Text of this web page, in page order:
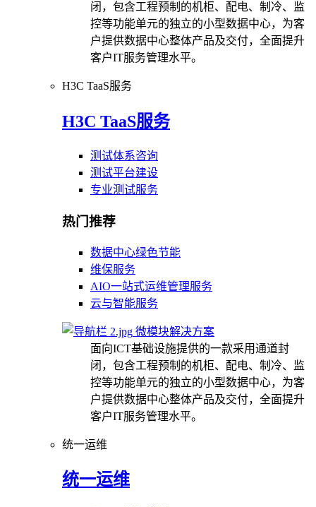
闭，包含工程预制的机柜、配电、制冷、监
控等功能单元的独立的小型数据中心，为客
户提供数据中心整体产品及交付，全面提升
客户IT服务管理水平。
H3C TaaS服务
H3C TaaS服务
测试体系咨询
测试平台建设
专业测试服务
热门推荐
数据中心绿色节能
维保服务
AIO一站式运维管理服务
云与智能服务
微模块解决方案
面向ICT基础设施提供的一款采用通道封
闭，包含工程预制的机柜、配电、制冷、监
控等功能单元的独立的小型数据中心，为客
户提供数据中心整体产品及交付，全面提升
客户IT服务管理水平。
统一运维
统一运维